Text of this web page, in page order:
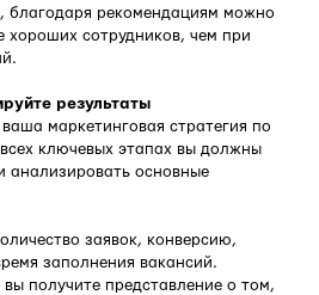
благодаря рекомендациям можно
хороших сотрудников, чем при
результаты
маркетинговая стратегия по
ключевых этапах вы должны
анализировать основные
заявок, конверсию,
заполнения вакансий.
получите представление о том,